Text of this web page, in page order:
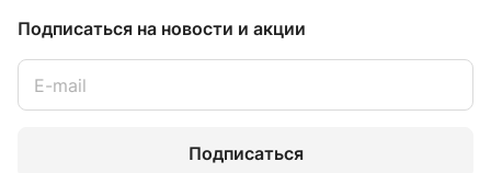
Подписаться на новости и акции
Подписаться